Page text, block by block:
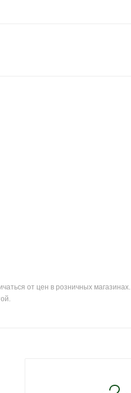
от цен в розничных магазинах.